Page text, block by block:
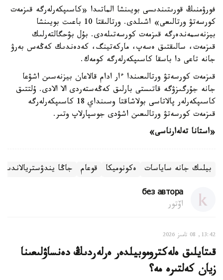
فورۋمنىڭ قورىتىندىسى بويىنشا الماتىدا «كاسىپكەرلەرگە قىزمەت
كورسەتۋ ورتالىعى» اشىلدى. ورتالىقتا 10 باعىت بويىنشا
بيزنەسمەندەرگە قىزمەت كورسەتىلەدى. بۇل بۋحگالتەرلىك
قىزمەت، سالىقتىق ەسەپ، ماركەتينگ، كەدەندىك كەڭەس بەرۋ
جانە تاعى دا باسقا كاسىپكەرلەرگە كومەك.
قىزمەت كورسەتۋ ورتالىعىندا ءار ادام قالاعان بيزنەسىن اشۋعا
جانە جۇرگىزۋگە قاتىستى بارلىق كەڭەستەردى الا الادى. ۇلتتىق
كاسىپكەرلەر پالاتاسى بولاشاقتا وسىنداي 18 كاسىپكەرلەرگە
قىزمەت كورسەتۋ ورتالىعىن اشۋدى جوسپارلاپ وتىر.
«استانا تەلەارناسى»
بيلىك جانە ساياسات ەكونوميكا قوعام جاڭا يندۋستريالاندىرۋ
без автора
اۆتور
13:42, 08 تامىز 2026
قىتايلىق ەلەكتروموبيلدەر ەرلەردىڭ دەنساۋلىعىنا
زيان كەلتىرە مە؟